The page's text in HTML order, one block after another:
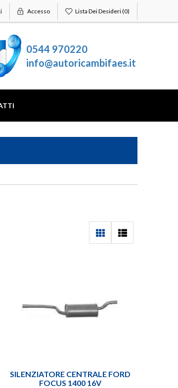
Accesso Lista Dei Desideri(0)
0544 970220
info@autoricambifaes.it
SILENZIATORE CENTRALE FORD
FOCUS 1400 16V